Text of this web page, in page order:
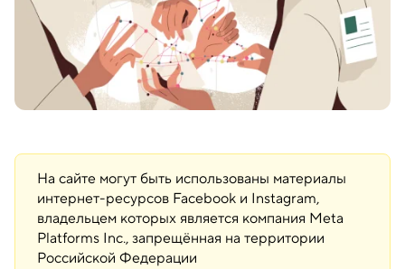
На сайте могут быть использованы материалы
интернет-ресурсов Facebook и Instagram,
владельцем которых является компания Meta
Platforms Inc., запрещённая на территории
Российской Федерации